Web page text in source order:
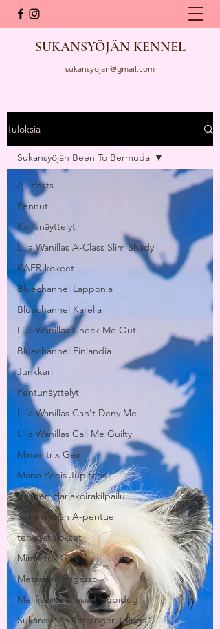
SUKANSYÖJÄN KENNEL
sukansyojan@gmail.com
Tuloksia
All Posts
Pennut
Koiranäyttelyt
Lilla Wanillas A-Class Slim Shady
KAER-kokeet
Bluechannel Lapponia
Bluechannel Karelia
Lilla Wanillas Check Me Out
Bluechannel Finlandia
Junkkari
Pentunäyttelyt
Lilla Wanillas Can't Deny Me
Lilla Wanillas Call Me Guilty
Mimmitrix Geir
Mano Ponis Jupiteris
Vuoden Harjakoirakilpailu
Sukansyöjän A-pentue
terveystulokset
Mimmtrix Geir
Metsätien Ragazzo
Melifisenta Alesia Happidog
Sukansyöjän "Stranger Things"
Sukansyöjän Been To Bermuda